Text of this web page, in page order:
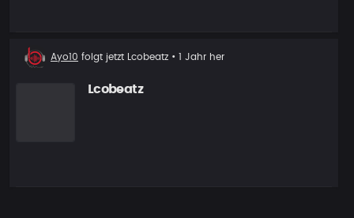
Neuer
Follower
Ayo10 folgt jetzt Lcobeatz • 1 Jahr her
Lcobeatz